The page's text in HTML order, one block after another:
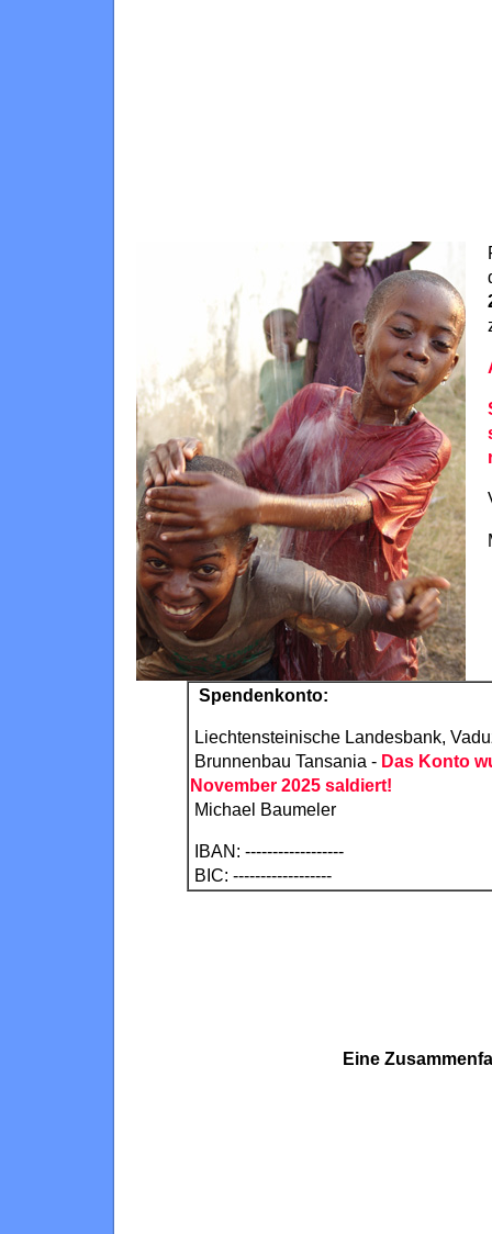
Spendenkonto:
Liechtensteinische Landesbank,
Brunnenbau Tansania - Das Konto
November 2025 saldiert!
Michael Baumeler
IBAN: ------------------
BIC: ------------------
Eine